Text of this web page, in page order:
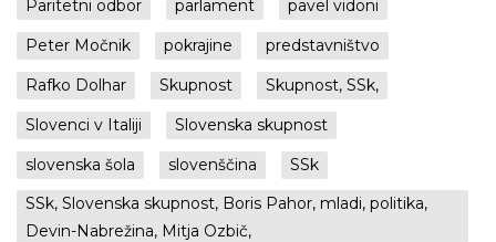
Paritetni odbor
parlament
pavel vidoni
Peter Močnik
pokrajine
predstavništvo
Rafko Dolhar
Skupnost
Skupnost, SSk,
Slovenci v Italiji
Slovenska skupnost
slovenska šola
slovenščina
SSk
SSk, Slovenska skupnost, Boris Pahor, mladi, politika,
Devin-Nabrežina, Mitja Ozbič,